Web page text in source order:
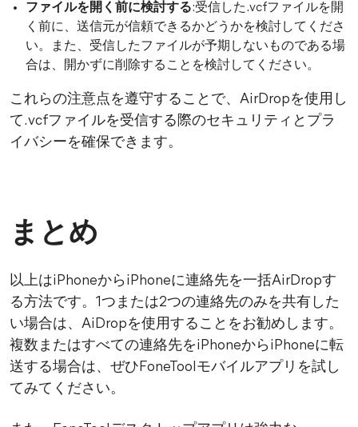
ファイルを開く前に検討する:受信した.vcfファイルを開
く前に、送信元が信頼できるかどうかを検討してくださ
い。また、受信したファイルが予期しないものである場
合は、開かずに削除することを検討してください。
これらの注意点を遵守することで、AirDropを使用し
て.vcfファイルを受信する際のセキュリティとプラ
イバシーを確保できます。
まとめ
以上はiPhoneからiPhoneに連絡先を一括AirDropす
る方法です。1つまたは2つの連絡先のみを共有した
い場合は、AiDropを使用することをお勧めします。
複数またはすべての連絡先をiPhoneからiPhoneに転
送する場合は、ぜひFoneToolモバイルアプリを試し
てみてください。